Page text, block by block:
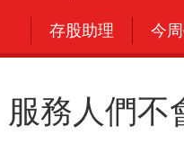
存股助理 今
服務人們不